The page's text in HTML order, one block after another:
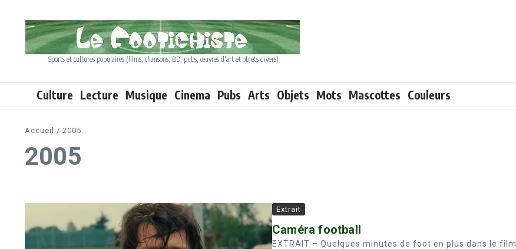
Sports et cultures populaires (films, chansons, BD, pubs, œuvres d'art et objets divers)
Culture Lecture Musique Cinema Pubs Arts Objets Mots Mascottes Couleurs
Accueil / 2005
2005
Extrait
Caméra football
EXTRAIT – Quelques minutes de foot en plus dans le film